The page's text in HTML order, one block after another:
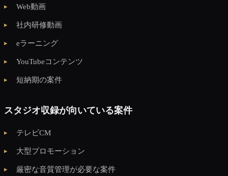
Web動画
社内研修動画
eラーニング
YouTubeコンテンツ
短納期の案件
スタジオ収録が向いている案件
テレビCM
大型プロモーション
厳密な音質管理が必要な案件